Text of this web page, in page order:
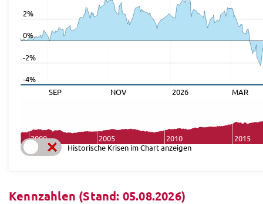
SEP NOV 2026 MAR
-4%
-2%
0%
2%
2000 2005 2010
2015
Historische Krisen im Chart anzeigen
Kennzahlen (Stand: 05.08.2026)